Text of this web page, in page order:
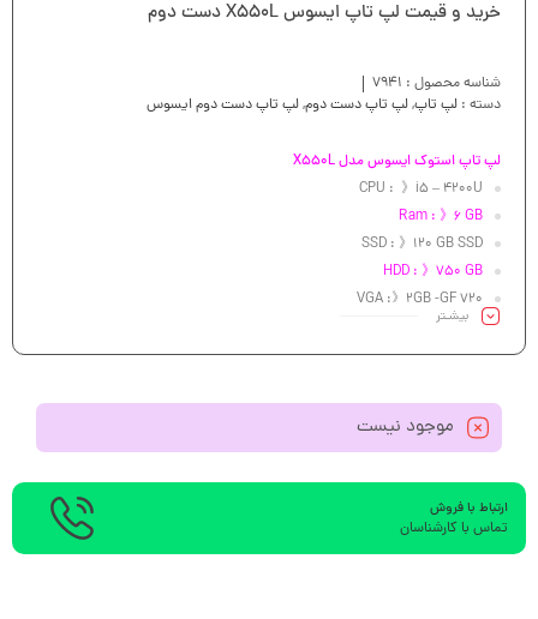
خرید و قیمت لپ تاپ ایسوس X550L دست دوم
شناسه محصول : 7941
دسته : لپ تاپ,لپ تاپ دست دوم,لپ تاپ دست دوم ایسوس
لپ تاپ استوک ایسوس مدل X550L
CPU : 》i5 – 4200U
Ram : 》6 GB
SSD : 》120 GB SSD
HDD : 》750 GB
VGA :》2GB -GF 720
Led : 》 15.6″
بیشـتر
موجود نیست
ارتباط با فروش
تماس با کارشناسان